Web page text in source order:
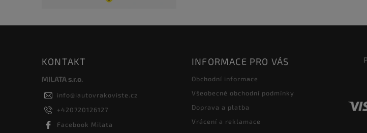
KONTAKT
MILATA s.r.o.
info@iautovrakoviste.cz
+420720126127
Facebook Milata
INFORMACE PRO VÁS
Obchodní informace
Všeobecné obchodní podmínky
Doprava a platba
Vrácení a reklamace